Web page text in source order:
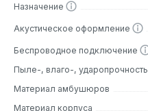
Назначение
Акустическое оформление
Беспроводное подключение
Пыле-, влаго-, ударопрочность
Материал амбушюров
Материал корпуса